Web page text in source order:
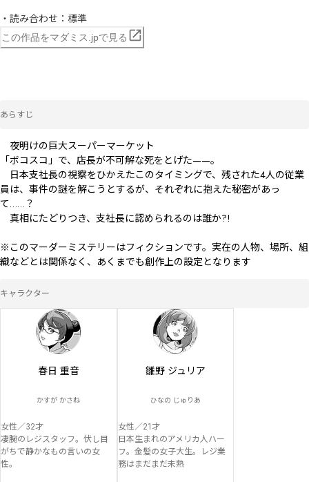
・読み合わせ：標準
この作品をマダミス.jpで見る
あらすじ
夜明けの巨大スーパーマーケット
「ボコスコ」で、店長が不可解な死をとげた——。
日本支社長の視察をひかえたこのタイミングで、残された4人の従業
員は、事件の謎を解こうとするが、それぞれに抱えた秘密があっ
て……？
真相にたどりつき、支社長に認められるのは誰か?!
※このマーダーミステリーはフィクションです。実在の人物、場所、組
織などとは関係なく、あくまでも創作上の設定となります
キャラクター
春日 重音
かすが かさね
女性／32才
凄腕のレジスタッフ。伏し目
がちで静かなもの言いの女
性。
雛野 ジュリア
ひなの じゅりあ
女性／21才
日本生まれのアメリカ人ハー
フ。金髪の女子大生。レジ業
務はまだまだ未熟